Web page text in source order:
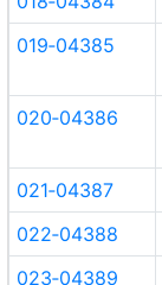
019‑04385
020‑04386
021‑04387
022‑04388
023‑04389